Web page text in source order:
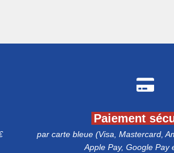
Paiement
par carte bleue (Visa, Mastercard,
Apple Pay, Google Pay